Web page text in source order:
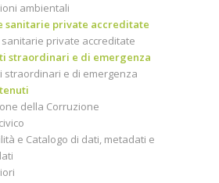
ambientali
sanitarie private accreditate
private accreditate
straordinari e di emergenza
straordinari e di emergenza
della Corruzione
e Catalogo di dati, metadati e